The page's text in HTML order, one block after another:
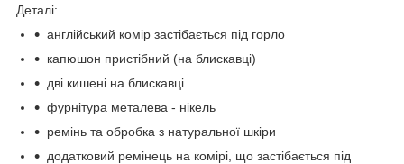
Деталі:
англійський комір застібається під горло
капюшон пристібний (на блискавці)
дві кишені на блискавці
фурнітура металева - нікель
ремінь та обробка з натуральної шкіри
додатковий ремінець на комірі, що застібається під